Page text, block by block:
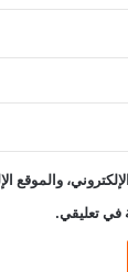
والموقع
في تعليقي.